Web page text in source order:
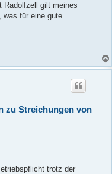
Radolfzell gilt meines
was für eine gute
zu Streichungen von
trotz der